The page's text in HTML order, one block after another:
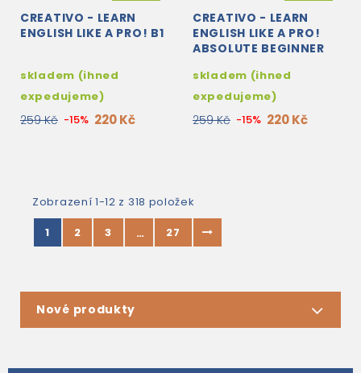
CREATIVO - LEARN
ENGLISH LIKE A PRO! B1
skladem (ihned
expedujeme)
259 Kč -15% 220 Kč
CREATIVO - LEARN
ENGLISH LIKE A PRO!
ABSOLUTE BEGINNER
skladem (ihned
expedujeme)
259 Kč -15% 220 Kč
Zobrazení 1-12 z 318 položek
1
2 3 … 27
Nové produkty